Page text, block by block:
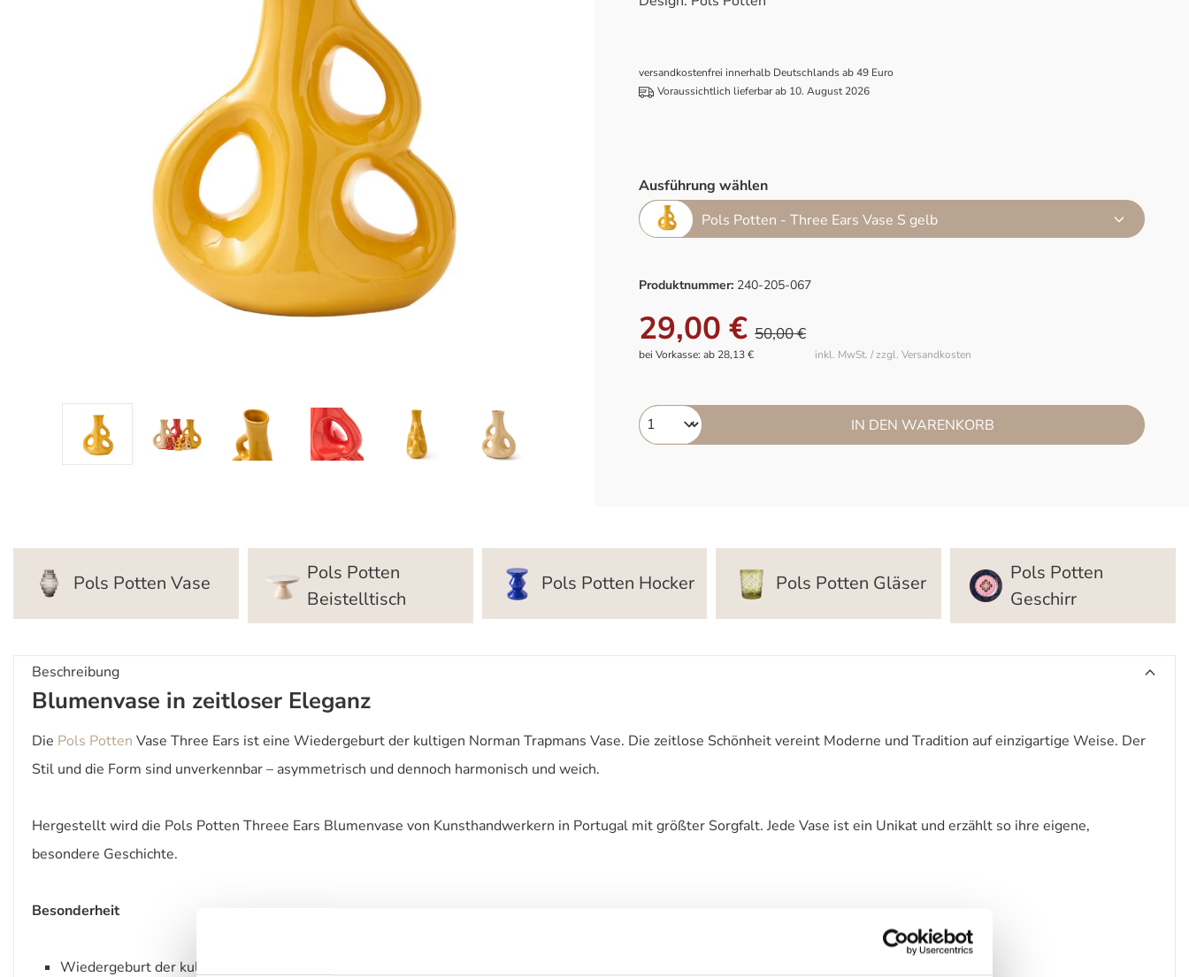
versandkostenfrei innerhalb Deutschlands ab 49 Euro
Voraussichtlich lieferbar ab 10. August 2026
Ausführung wählen
Pols Potten - Three Ears Vase S gelb
Produktnummer: 240-205-067
29,00 € 50,00 €
inkl. MwSt. / zzgl. Versandkosten
bei Vorkasse: ab 28,13 €
IN DEN WARENKORB
Pols Potten Vase
Pols Potten
Beistelltisch
Pols Potten Hocker Pols Potten Gläser
Pols Potten
Geschirr
Beschreibung
Blumenvase in zeitloser Eleganz
Die Pols Potten Vase Three Ears ist eine Wiedergeburt der kultigen Norman Trapmans Vase. Die zeitlose Schönheit vereint Moderne und Tradition auf einzigartige Weise. Der
Stil und die Form sind unverkennbar – asymmetrisch und dennoch harmonisch und weich.
Hergestellt wird die Pols Potten Threee Ears Blumenvase von Kunsthandwerkern in Portugal mit größter Sorgfalt. Jede Vase ist ein Unikat und erzählt so ihre eigene,
besondere Geschichte.
Besonderheit
Wiedergeburt der kultigen Three Ears Vase von Norman Trapman